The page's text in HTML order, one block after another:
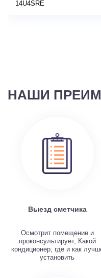
14U4SRE
НАШИ
Выезд сметчика
Осмотрит помещение и
проконсультирует, Какой
кондиционер, где и как
установить